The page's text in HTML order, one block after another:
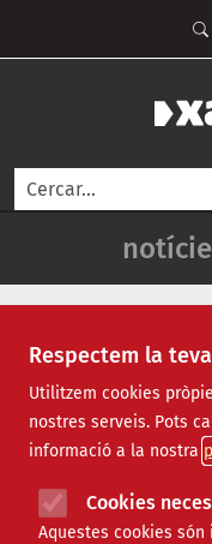
Respectem la
Utilitzem cookies
nostres serveis. Pots
informació a la nostra
Cookies
Aquestes cookies
Cerca
Recursos
Tots | Econòmic |
Formació |
Ofertes de feina
Webinars